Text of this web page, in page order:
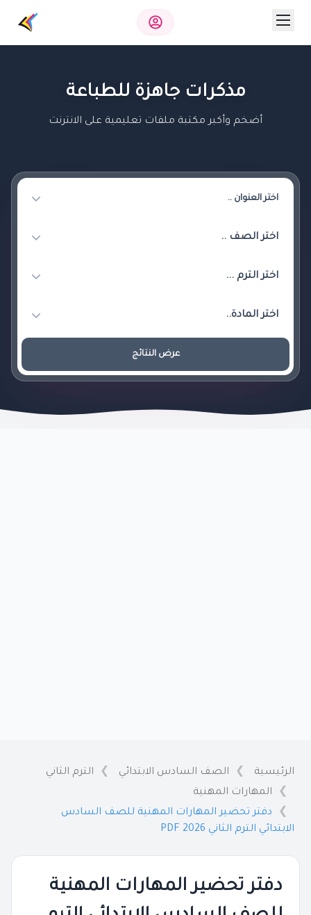
مذكرات جاهزة للطباعة
أضخم وأكبر مكتبة ملفات تعليمية على الانترنت
عرض النتائج
الرئيسية الصف السادس الابتدائي
الترم الثاني
المهارات المهنية
دفتر تحضير المهارات المهنية للصف السادس
الابتدائي الترم الثاني PDF 2026
دفتر تحضير المهارات المهنية